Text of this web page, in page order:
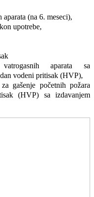
(na 6. meseci),
upotrebe,
aparata sa
vodeni pritisak (HVP),
gašenje početnih požara
(HVP) sa izdavanjem